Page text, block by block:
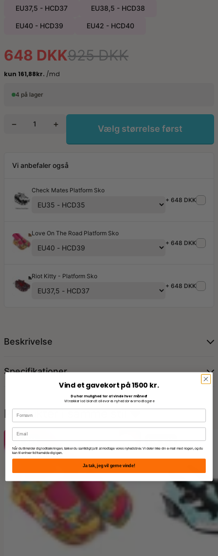
EU37,5 - HCD37
EU38,5 - HCD38
EU40 - HCD39 EU42 - HCD40
648 DKK925 DKK
4 på lager
− + Vælg størrelse først
Vi anbefaler også
Check Mates Platform Sko
+ 648 DKK
Love On The Road Platform Sko
+ 648 DKK
Riot Kitty - Platform Sko
+ 648 DKK
Beskrivelse
Specifikationer
Produkter i samme stil 🧡
Spar 30% Spar 30%
Vind et gavekort på 1500 kr.
Du har mulighed for at vinde hver måned!
Vi trækker lod blandt alle vores nyhedsbrevsmodtagere
Når du tilmelder dig lodtrækningen, takker du samtidigt ja til at modtage vores nyhedsbrev. Vi deler ikke din e-mail med nogen, og du
kan til enhver tid framelde dig igen.
Ja tak, jeg vil gerne vinde!